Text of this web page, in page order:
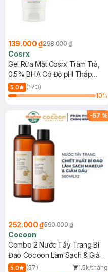
139.000 ₫298.000 ₫
Cosrx
Gel Rửa Mặt Cosrx Tràm Trà,
0.5% BHA Có Độ pH Thấp
150ml
5.0
(173)
10%
-57 %
252.000 ₫590.000 ₫
Cocoon
Combo 2 Nước Tẩy Trang Bí
Đao Cocoon Làm Sạch & Giảm
Dầu 500ml
5.0 (57)
1.5k/tháng